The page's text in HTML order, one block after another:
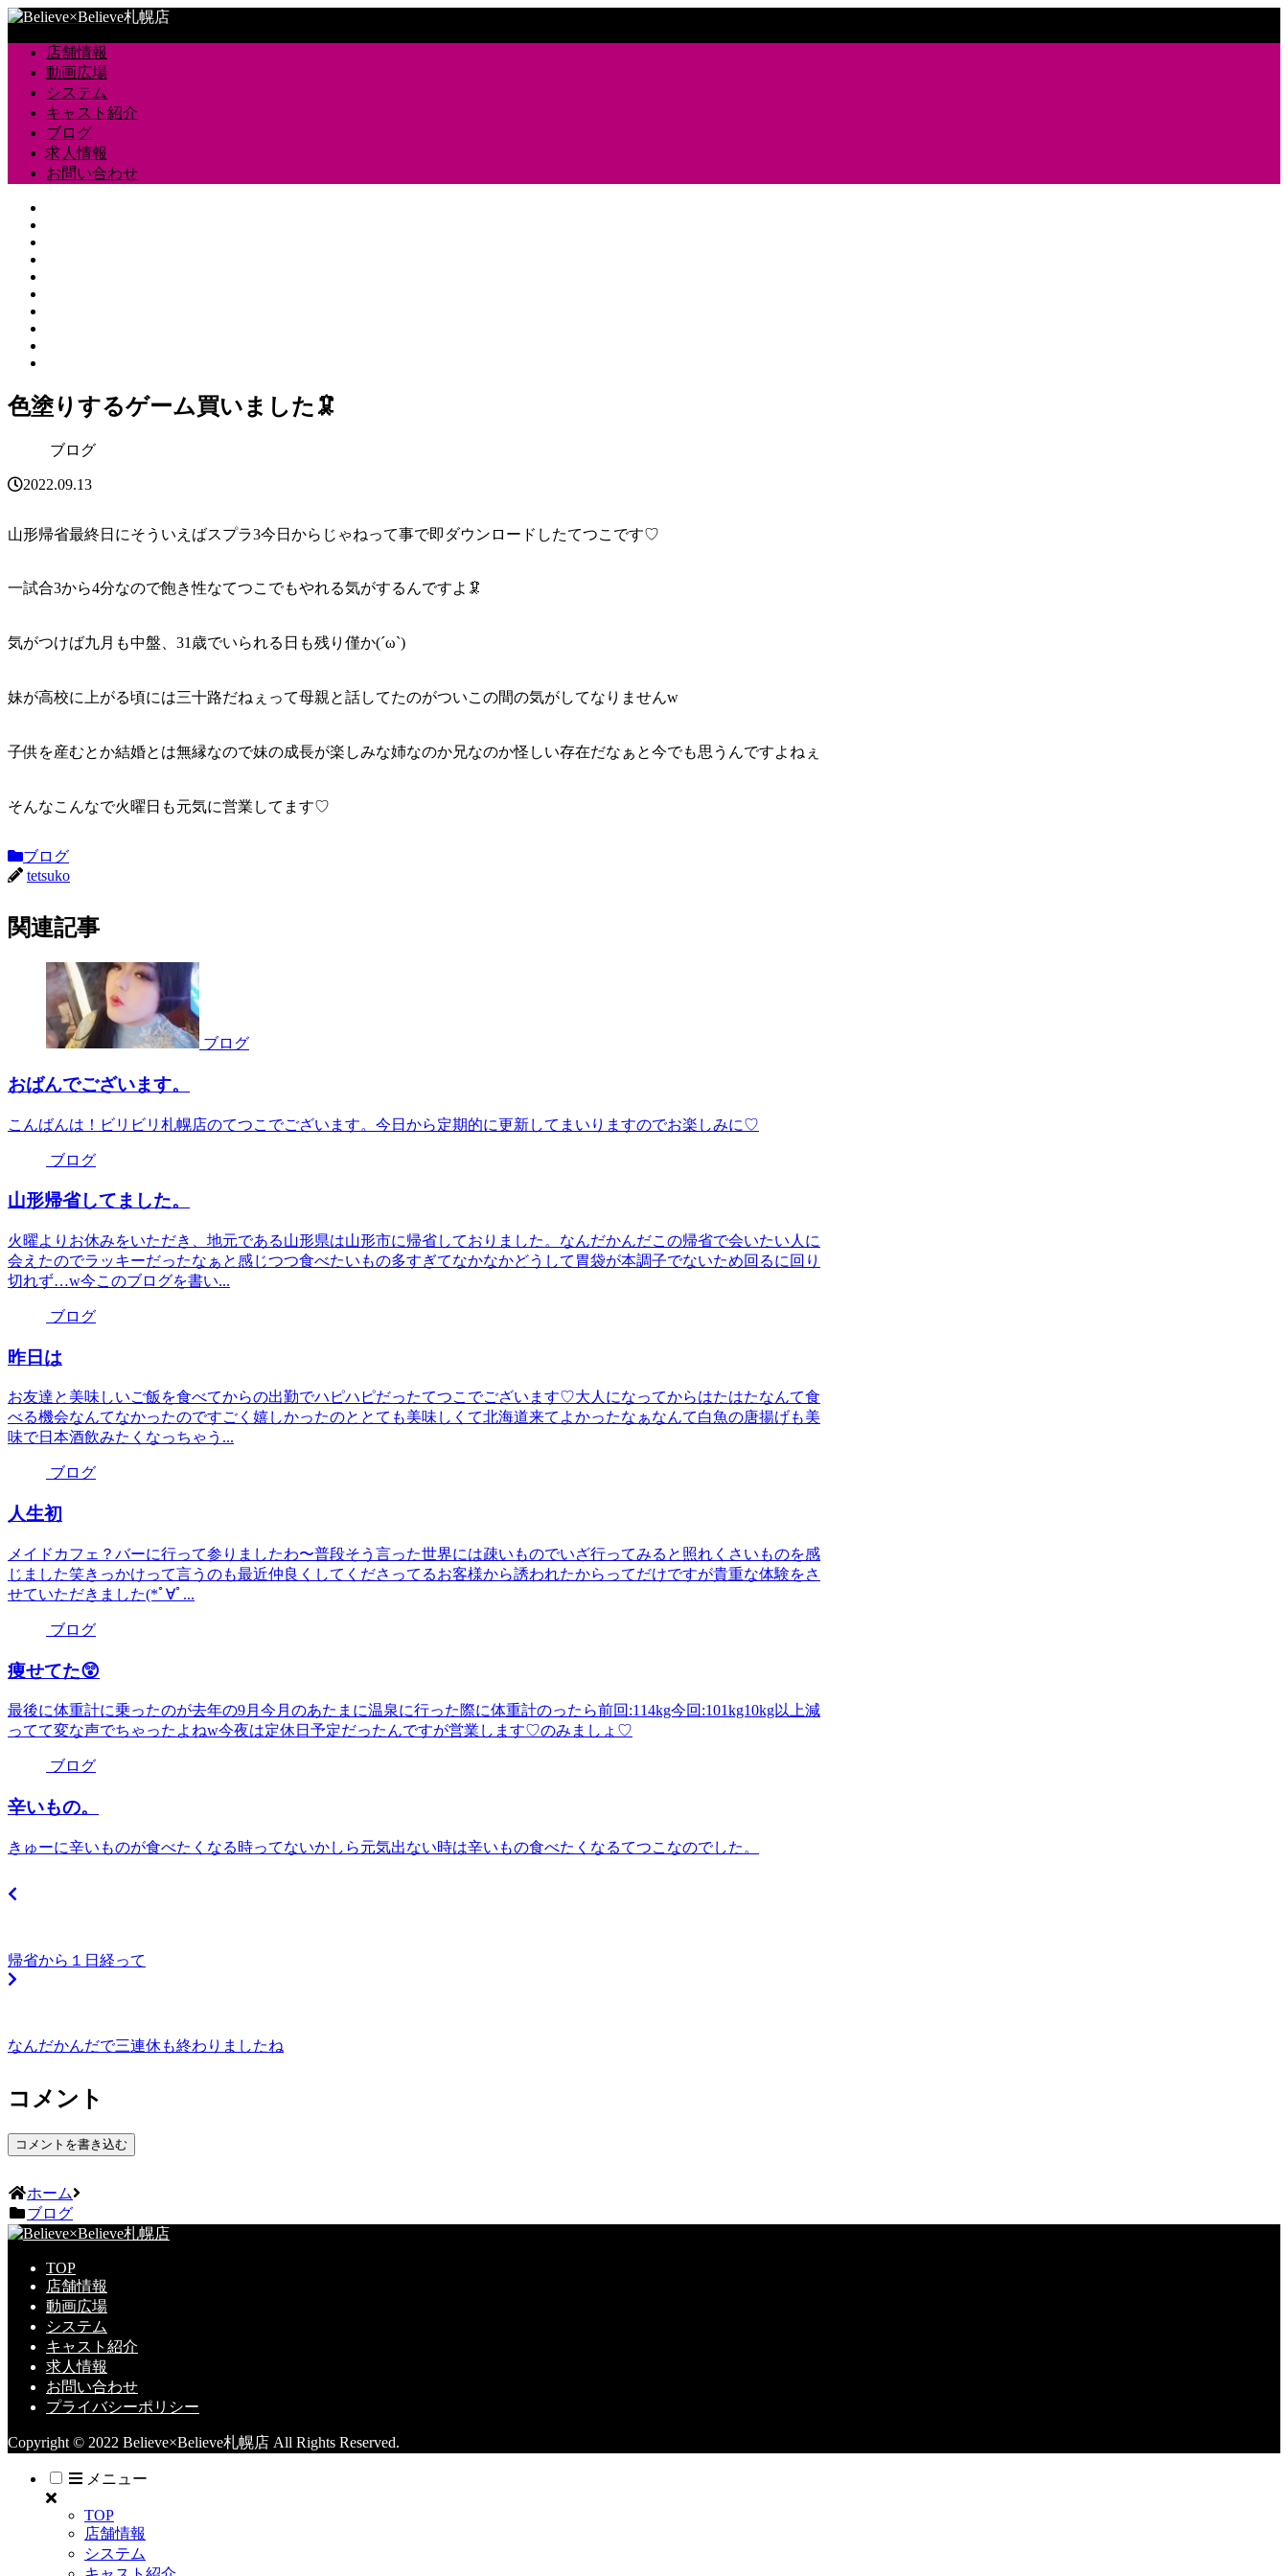
店舗情報
動画広場
システム
キャスト紹介
ブログ
求人情報
お問い合わせ
色塗りするゲーム買いました🦑
ブログ
2022.09.13
山形帰省最終日にそういえばスプラ3今日からじゃねって事で即ダウンロードしたてつこです♡
一試合3から4分なので飽き性なてつこでもやれる気がするんですよ🦑
気がつけば九月も中盤、31歳でいられる日も残り僅か(´ω`)
妹が高校に上がる頃には三十路だねぇって母親と話してたのがついこの間の気がしてなりませんw
子供を産むとか結婚とは無縁なので妹の成長が楽しみな姉なのか兄なのか怪しい存在だなぁと今でも思うんですよねぇ
そんなこんなで火曜日も元気に営業してます♡
ブログ
tetsuko
関連記事
ブログ
おばんでございます。
こんばんは！ビリビリ札幌店のてつこでございます。今日から定期的に更新してまいりますのでお楽しみに♡
ブログ
山形帰省してました。
火曜よりお休みをいただき、地元である山形県は山形市に帰省しておりました。なんだかんだこの帰省で会いたい人に
会えたのでラッキーだったなぁと感じつつ食べたいもの多すぎてなかなかどうして胃袋が本調子でないため回るに回り
切れず…w今このブログを書い...
ブログ
昨日は
お友達と美味しいご飯を食べてからの出勤でハピハピだったてつこでございます♡大人になってからはたはたなんて食
べる機会なんてなかったのですごく嬉しかったのととても美味しくて北海道来てよかったなぁなんて白魚の唐揚げも美
味で日本酒飲みたくなっちゃう...
ブログ
人生初
メイドカフェ？バーに行って参りましたわ〜普段そう言った世界には疎いものでいざ行ってみると照れくさいものを感
じました笑きっかけって言うのも最近仲良くしてくださってるお客様から誘われたからってだけですが貴重な体験をさ
せていただきました(*ﾟ∀ﾟ...
ブログ
痩せてた😲
最後に体重計に乗ったのが去年の9月今月のあたまに温泉に行った際に体重計のったら前回:114kg今回:101kg10kg以上減
ってて変な声でちゃったよねw今夜は定休日予定だったんですが営業します♡のみましょ♡
ブログ
辛いもの。
きゅーに辛いものが食べたくなる時ってないかしら元気出ない時は辛いもの食べたくなるてつこなのでした。
帰省から１日経って
なんだかんだで三連休も終わりましたね
コメント
コメントを書き込む
ホーム
ブログ
TOP
店舗情報
動画広場
システム
キャスト紹介
求人情報
お問い合わせ
プライバシーポリシー
Copyright © 2022 Believe×Believe札幌店 All Rights Reserved.
メニュー
TOP
店舗情報
システム